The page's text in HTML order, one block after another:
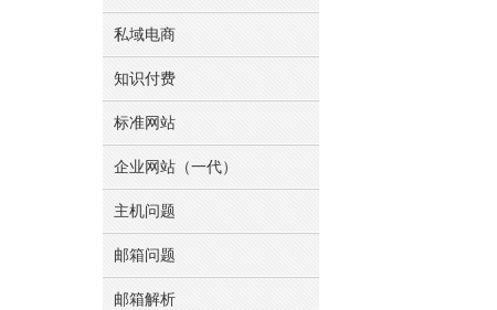
私域电商
知识付费
标准网站
企业网站（一代）
主机问题
邮箱问题
邮箱解析